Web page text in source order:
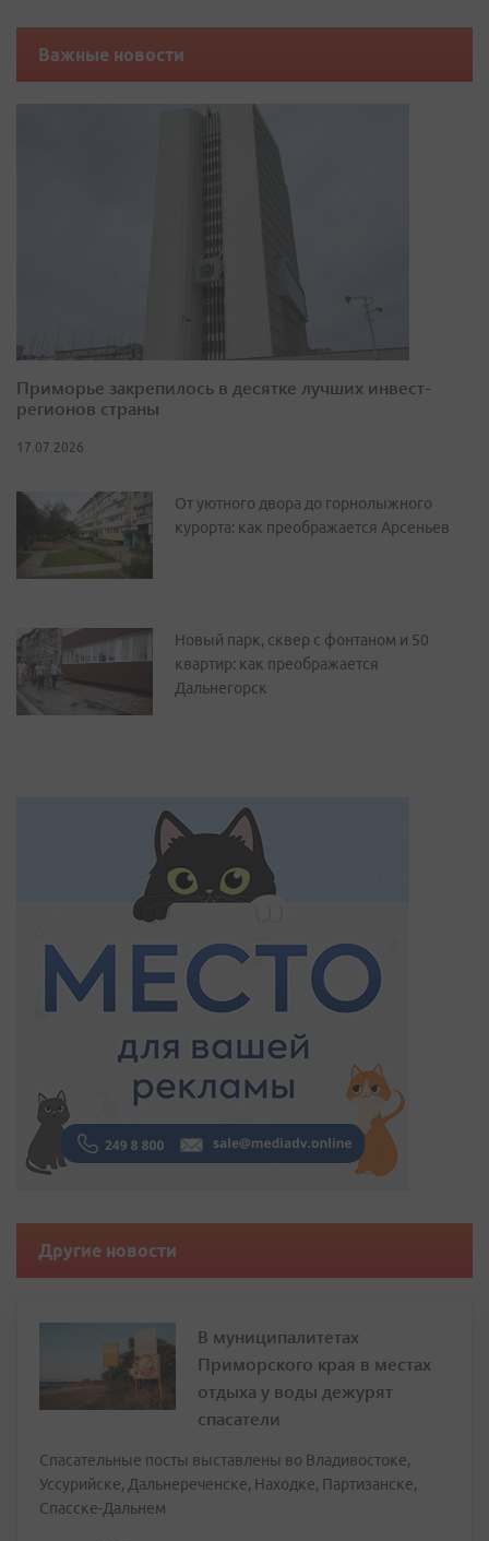
Важные новости
Приморье закрепилось в десятке лучших инвест-
регионов страны
17.07.2026
От уютного двора до горнолыжного
курорта: как преображается Арсеньев
Новый парк, сквер с фонтаном и 50
квартир: как преображается
Дальнегорск
Другие новости
В муниципалитетах
Приморского края в местах
отдыха у воды дежурят
спасатели
Спасательные посты выставлены во Владивостоке,
Уссурийске, Дальнереченске, Находке, Партизанске,
Спасске-Дальнем